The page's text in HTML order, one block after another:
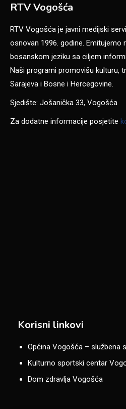
RTV Vogošća
RTV Vogošća je javni medijski
osnovan 1996. godine. Emitujemo
bosanskom jeziku sa ciljem
Naši programi promovišu kulturu,
Sarajeva i Bosne i Hercegovine.
Sjedište: Jošanička 33, Vogošća
Za dodatne informacije posjetite
Korisni linkovi
Općina Vogošća – službena
Kulturno sportski centar
Dom zdravlja Vogošća